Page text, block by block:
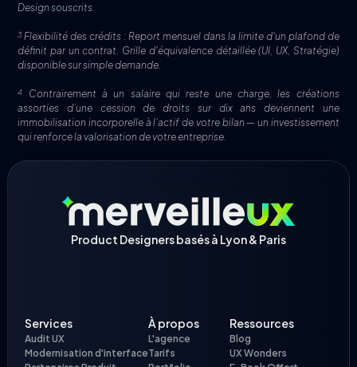
Design souscrits.
3 Flexibilité des crédits : Report mensuel dans la limite d'un plafond de
définit par un contrat. Grille d'équivalence détaillée (UI, UX, Stratégie)
disponible sur simple demande.
4
Contrairement à un salaire qui reste une charge, les créations
assorties d’une cession de droits sur dix ans deviennent une
immobilisation incorporelle à l’actif de votre bilan — un investissement
qui renforce la valorisation de votre entreprise.
Product Designers basés à Lyon & Paris
Services
Audit UX
Modernisation d'interface
À propos
L'agence
Tarifs
Ressources
Blog
UX Wonders